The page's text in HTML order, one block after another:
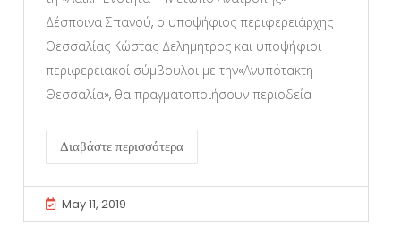
Δέσποινα Σπανού, ο υποψήφιος περιφερειάρχης
Θεσσαλίας Κώστας Δελημήτρος και υποψήφιοι
περιφερειακοί σύμβουλοι με την«Ανυπότακτη
Θεσσαλία», θα πραγματοποιήσουν περιοδεία
Διαβάστε περισσότερα
May 11, 2019